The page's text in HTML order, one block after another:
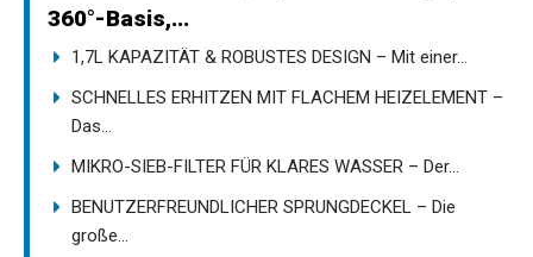
360°-Basis,...
1,7L KAPAZITÄT & ROBUSTES DESIGN – Mit einer...
SCHNELLES ERHITZEN MIT FLACHEM HEIZELEMENT –
Das...
MIKRO-SIEB-FILTER FÜR KLARES WASSER – Der...
BENUTZERFREUNDLICHER SPRUNGDECKEL – Die
große...